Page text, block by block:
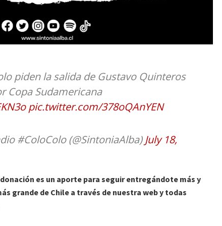
piden la salida de Gustavo Quinteros
Copa Sudamericana
pic.twitter.com/378oQAnYEN
#ColoColo (@SintoniaAlba) July 18,
es un aporte para seguir entregándote más y
grande de Chile a través de nuestra web y todas